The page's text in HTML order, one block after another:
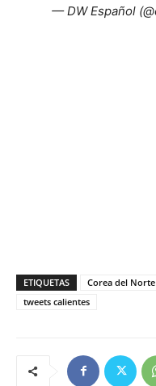
— DW Español
ETIQUETAS Corea del Norte
tweets calientes